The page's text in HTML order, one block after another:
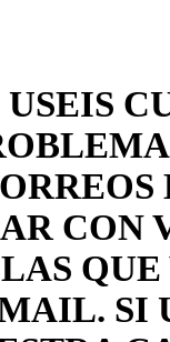
USEIS
CON
SI